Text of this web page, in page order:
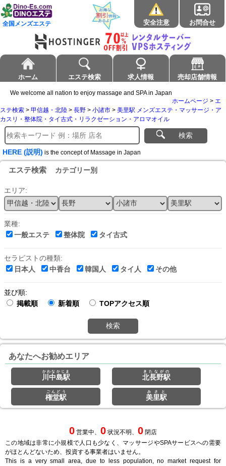
全国メンズエステ 安全注意 お問合せ
ホーム エステ検索 求人情報 売却店舗情報
We welcome all nation to enjoy massage and SPA in Japan
ホームページ > エ
ステ検索 > 甲信越・北陸 > 長野 > 小諸市 > 美里駅 メンズエステ・マッサージ・ア
カスリ・整体院・タイ古式・リラクゼーション・アロマオイル
検索
HERE (説明) is the concept of Massage in Japan
エステ検索 カテゴリー別
エリア:
業種:
一般エステ
整体院 タイ古式
セラピストの種類:
日本人
中香台 韓国人 タイ人 その他
並び順:
掲載順
新着順 TOPアクセス順
検索
あなたへお勧めエリア
川中島駅
かわなかじま
北長野駅
きたながの
権堂駅
ごんどう
美里駅
みさと
0 営業中、 0 状況不明、 0 閉店
この地域は非常に小規模で人口も少なく、マッサージやSPAサービスへの需要
がほとんどないため、投資する事業者はいません。
This is a very small area, due to less population, no market request for